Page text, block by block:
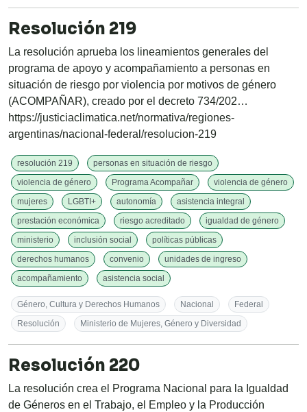
Resolución 219
La resolución aprueba los lineamientos generales del
programa de apoyo y acompañamiento a personas en
situación de riesgo por violencia por motivos de género
(ACOMPAÑAR), creado por el decreto 734/202…
https://justiciaclimatica.net/normativa/regiones-
argentinas/nacional-federal/resolucion-219
resolución 219
personas en situación de riesgo
violencia de género
Programa Acompañar
violencia de género
mujeres
LGBTI+ autonomía
asistencia integral
prestación económica
riesgo acreditado
igualdad de género
ministerio
inclusión social
políticas públicas
derechos humanos
convenio
unidades de ingreso
acompañamiento
asistencia social
Género, Cultura y Derechos Humanos Nacional
Federal
Resolución
Ministerio de Mujeres, Género y Diversidad
Resolución 220
La resolución crea el Programa Nacional para la Igualdad
de Géneros en el Trabajo, el Empleo y la Producción